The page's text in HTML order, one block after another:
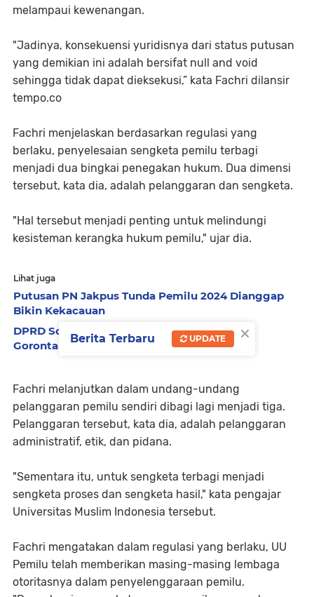
melampaui kewenangan.
"Jadinya, konsekuensi yuridisnya dari status putusan
yang demikian ini adalah bersifat null and void
sehingga tidak dapat dieksekusi,” kata Fachri dilansir
tempo.co
Fachri menjelaskan berdasarkan regulasi yang
berlaku, penyelesaian sengketa pemilu terbagi
menjadi dua bingkai penegakan hukum. Dua dimensi
tersebut, kata dia, adalah pelanggaran dan sengketa.
"Hal tersebut menjadi penting untuk melindungi
kesisteman kerangka hukum pemilu," ujar dia.
Lihat juga
Putusan PN Jakpus Tunda Pemilu 2024 Dianggap
Bikin Kekacauan
DPRD Soroti 8.329 Pemilih Pemula di Kota
Gorontalo Belum Memiliki e-KTP
Fachri melanjutkan dalam undang-undang
pelanggaran pemilu sendiri dibagi lagi menjadi tiga.
Pelanggaran tersebut, kata dia, adalah pelanggaran
administratif, etik, dan pidana.
"Sementara itu, untuk sengketa terbagi menjadi
sengketa proses dan sengketa hasil," kata pengajar
Universitas Muslim Indonesia tersebut.
Fachri mengatakan dalam regulasi yang berlaku, UU
Pemilu telah memberikan masing-masing lembaga
otoritasnya dalam penyelenggaraan pemilu.
×
Berita Terbaru UPDATE